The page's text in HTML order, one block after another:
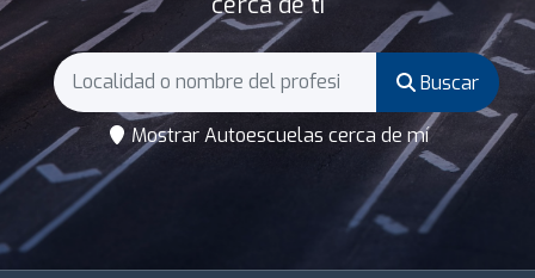
Buscar
Mostrar Autoescuelas cerca de mí